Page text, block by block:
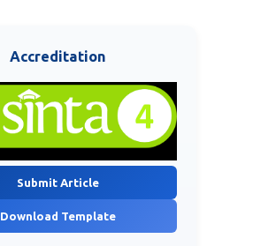
Accreditation
Submit Article
Download Template